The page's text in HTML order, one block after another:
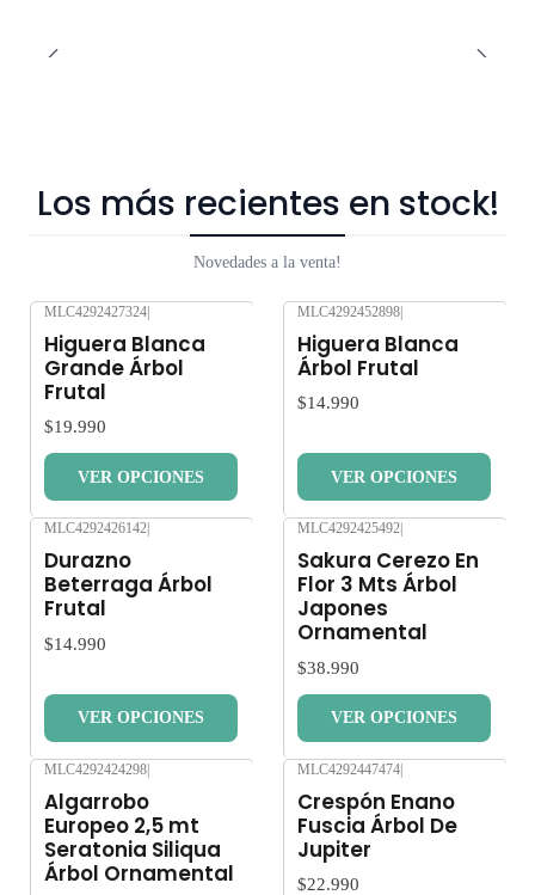
Los más recientes en stock!
Novedades a la venta!
MLC4292427324|
Higuera Blanca
Grande Árbol
Frutal
$19.990
VER OPCIONES
MLC4292452898|
Higuera Blanca
Árbol Frutal
$14.990
VER OPCIONES
MLC4292426142
Durazno
Beterraga Árbol
Frutal
$14.990
VER OPCIONES
MLC4292425492
Sakura Cerezo En
Flor 3 Mts Árbol
Japones
Ornamental
$38.990
VER OPCIONES
MLC4292424298|
Algarrobo
Europeo 2,5 mt
Seratonia Siliqua
Árbol Ornamental
MLC4292447474|
Crespón Enano
Fuscia Árbol De
Jupiter
$22.990